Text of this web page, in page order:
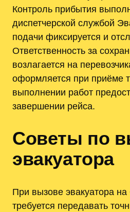
Контроль прибытия
диспетчерской службой
подачи фиксируется и
Ответственность за
возлагается на
оформляется при приёме
выполнении работ
завершении рейса.
Советы по
эвакуатора
При вызове эвакуатора
требуется передавать